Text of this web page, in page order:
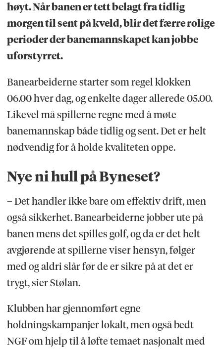
høyt. Når banen er tett belagt fra tidlig
morgen til sent på kveld, blir det færre rolige
perioder der banemannskapet kan jobbe
uforstyrret.
Banearbeiderne starter som regel klokken
06.00 hver dag, og enkelte dager allerede 05.00.
Likevel må spillerne regne med å møte
banemannskap både tidlig og sent. Det er helt
nødvendig for å holde kvaliteten oppe.
Nye ni hull på Byneset?
– Det handler ikke bare om effektiv drift, men
også sikkerhet. Banearbeiderne jobber ute på
banen mens det spilles golf, og da er det helt
avgjørende at spillerne viser hensyn, følger
med og aldri slår før de er sikre på at det er
trygt, sier Stølan.
Klubben har gjennomført egne
holdningskampanjer lokalt, men også bedt
NGF om hjelp til å løfte temaet nasjonalt med